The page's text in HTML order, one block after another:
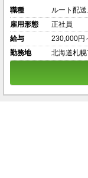
職種
ルート配
雇用形態
正社員
給与
230,000円
勤務地
北海道札